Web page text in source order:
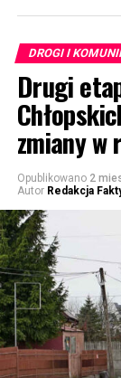
DROGI I
Drugi
zmiany w
Opublikowano 2
Autor Redakcja